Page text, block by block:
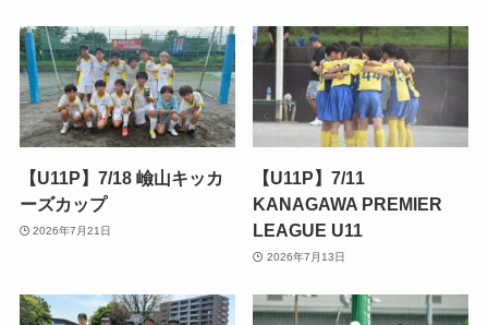
【U11P】7/18 嶮山キッカ
ーズカップ
2026年7月21日
【U11P】7/11
KANAGAWA PREMIER
LEAGUE U11
2026年7月13日